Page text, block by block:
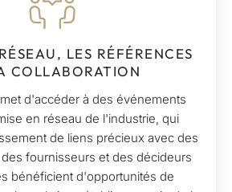
LES RÉFÉRENCES
COLLABORATION
d'accéder à des événements
en réseau de l'industrie, qui
de liens précieux avec des
fournisseurs et des décideurs
bénéficient d'opportunités de